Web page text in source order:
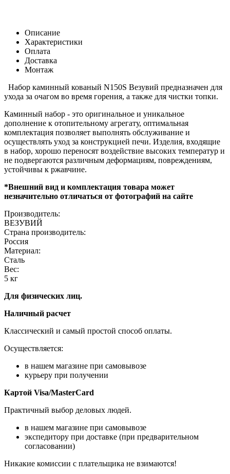
Описание
Характеристики
Оплата
Доставка
Монтаж
Набор каминный кованый N150S Везувий предназначен для
ухода за очагом во время горения, а также для чистки топки.
Каминный набор - это оригинальное и уникальное
дополнение к отопительному агрегату, оптимальная
комплектация позволяет выполнять обслуживание и
осуществлять уход за конструкцией печи. Изделия, входящие
в набор, хорошо переносят воздействие высоких температур и
не подвергаются различным деформациям, повреждениям,
устойчивы к ржавчине.
*Внешний вид и комплектация товара может
незначительно отличаться от фотографий на сайте
Производитель:
ВЕЗУВИЙ
Страна производитель:
Россия
Материал:
Сталь
Вес:
5 кг
Для физических лиц.
Наличный расчет
Классический и самый простой способ оплаты.
Осуществляется:
в нашем магазине при самовывозе
курьеру при получении
Картой Visa/MasterCard
Практичный выбор деловых людей.
в нашем магазине при самовывозе
экспедитору при доставке (при предварительном
согласовании)
Никакие комиссии с плательщика не взимаются!